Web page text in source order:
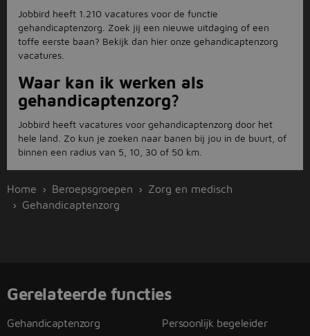
Jobbird heeft 1.210 vacatures voor de functie
gehandicaptenzorg. Zoek jij een nieuwe uitdaging of een
toffe eerste baan? Bekijk dan hier onze gehandicaptenzorg
vacatures.
Waar kan ik werken als
gehandicaptenzorg?
Jobbird heeft vacatures voor gehandicaptenzorg door het
hele land. Zo kun je zoeken naar banen bij jou in de buurt, of
binnen een radius van 5, 10, 30 of 50 km.
Home Beroepsgroepen
Zorg en medisch
Gehandicaptenzorg
Gerelateerde functies
Gehandicaptenzorg Persoonlijk begeleider